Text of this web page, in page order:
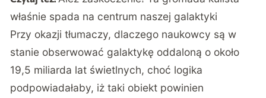
właśnie spada na centrum naszej galaktyki
Przy okazji tłumaczy, dlaczego naukowcy są w
stanie obserwować galaktykę oddaloną o około
19,5 miliarda lat świetlnych, choć logika
podpowiadałaby, iż taki obiekt powinien